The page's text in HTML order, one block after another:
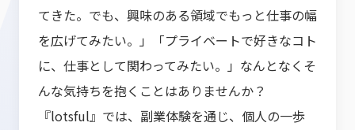
てきた。でも、興味のある領域でもっと仕事の幅
を広げてみたい。」「プライベートで好きなコト
に、仕事として関わってみたい。」なんとなくそ
んな気持ちを抱くことはありませんか？
『lotsful』では、副業体験を通じ、個人の一歩